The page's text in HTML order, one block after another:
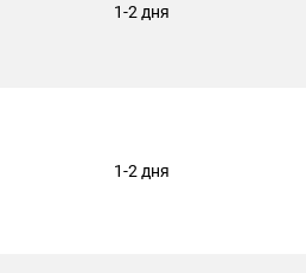
1-2 дня
1-2 дня